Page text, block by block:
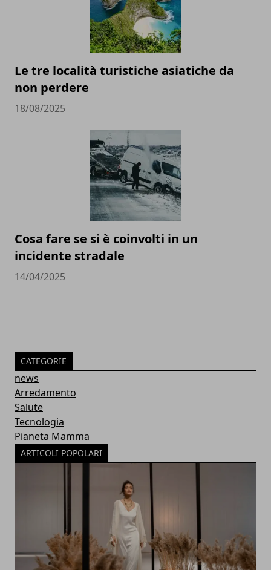
Le tre località turistiche asiatiche da
non perdere
18/08/2025
Cosa fare se si è coinvolti in un
incidente stradale
14/04/2025
CATEGORIE
news
Arredamento
Salute
Tecnologia
Pianeta Mamma
ARTICOLI POPOLARI